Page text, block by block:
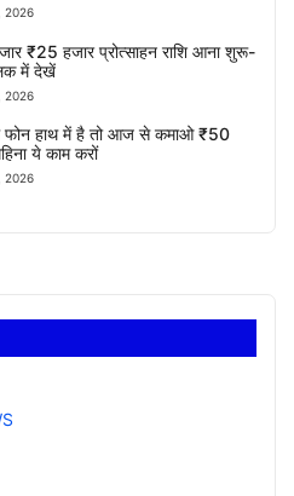
2026
₹25 हजार प्रोत्साहन राशि आना शुरू-
में देखें
2026
फोन हाथ में है तो आज से कमाओ ₹50
ये काम करों
2026